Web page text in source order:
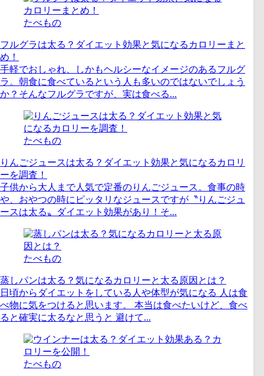
たべもの
フルグラは太る？ダイエット効果と気になるカロリーまと
め！
手軽でおしゃれ、しかもヘルシーなイメージのあるフルグ
ラ。朝食に食べているという人も多いのではないでしょう
か？そんなフルグラですが、実は食べる...
たべもの
りんごジュースは太る？ダイエット効果と気になるカロリ
ーを調査！
子供から大人まで人気で定番のりんごジュース。食事の時
や、おやつの時にピッタリなジュースですが〝りんごジュ
ースは太る〟ダイエット効果があり！そ...
たべもの
蒸しパンは太る？気になるカロリーと太る原因とは？
日頃からダイエットをしている人や体型が気になる 人は食
べ物に気をつけると思います。 本当は食べたいけど、食べ
ると確実に太るなと思うと 避けて...
たべもの